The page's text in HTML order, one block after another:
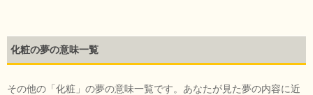
化粧の夢の意味一覧
その他の「化粧」の夢の意味一覧です。あなたが見た夢の内容に近